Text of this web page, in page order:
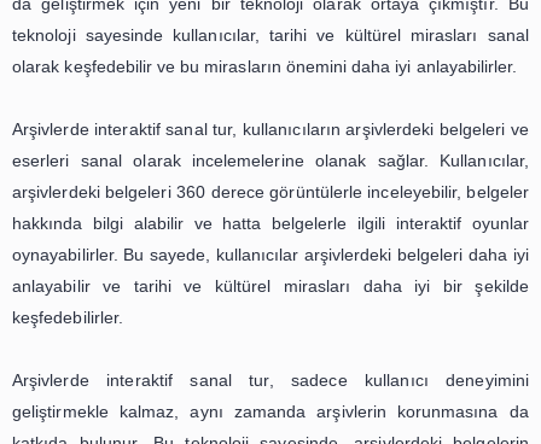
sanal tur sayesinde kullanıcılar seyahat etmek
daha önceden keşfedebilir ve seyahatlerinde daha iyi
da sanal tur teknolojisini kullanarak müşterilerine
hizmet sunmayı hedeflemektedirler.
Özellikle, arşivlerde interaktif sanal tur, kullanıcı
da geliştirmek için yeni bir teknoloji olarak ortaya
olarak keşfedebilir ve bu mirasların önemini daha iyi